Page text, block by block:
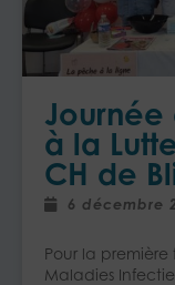
Journée
à la
CH de
6 décembre
Pour la première
Maladies